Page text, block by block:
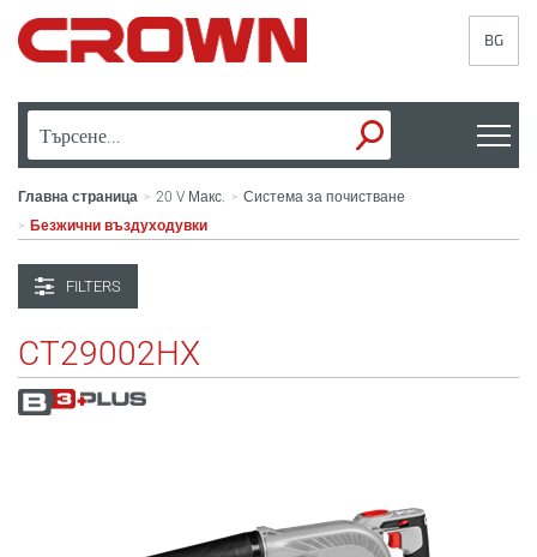
BG
Главна страница > 20 V Макс. > Система за почистване
> Безжични въздуходувки
FILTERS
CT29002HX